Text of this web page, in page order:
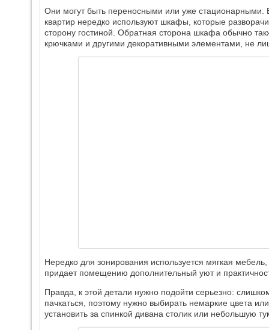
Они могут быть переносными или уже
квартир нередко используют шкафы, которые
сторону гостиной. Обратная сторона шкафа обычно
крючками и другими декоративными элементами, не
Нередко для зонирования используется мягкая
придает помещению дополнительный уют и
Правда, к этой детали нужно подойти серьезно:
пачкаться, поэтому нужно выбирать немаркие цвета
установить за спинкой дивана столик или небольшую